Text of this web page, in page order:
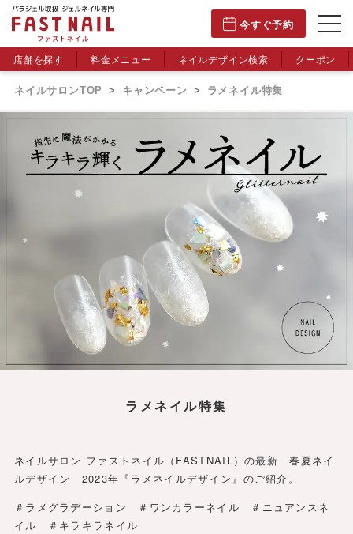
今すぐ予約
店舗を探す 料金メニュー ネイルデザイン検索 クーポン
ネイルサロンTOP キャンペーン ラメネイル特集
ラメネイル特集
ネイルサロン ファストネイル（FASTNAIL）の最新 春夏ネイ
ルデザイン 2023年『ラメネイルデザイン』のご紹介。
＃ラメグラデーション ＃ワンカラーネイル ＃ニュアンスネ
イル ＃キラキラネイル